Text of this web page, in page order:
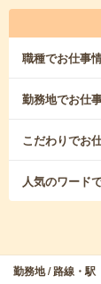
職種でお仕事
勤務地でお仕
こだわりでお
人気のワード
勤務地 / 路線・駅